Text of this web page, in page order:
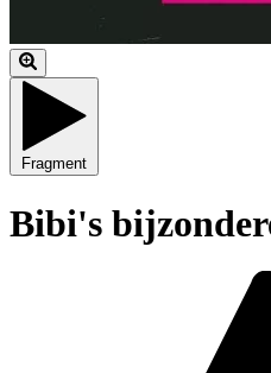
Fragment
Bibi's